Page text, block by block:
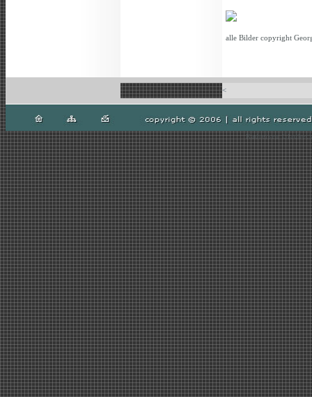
alle Bilder copyright
<
Radreisen